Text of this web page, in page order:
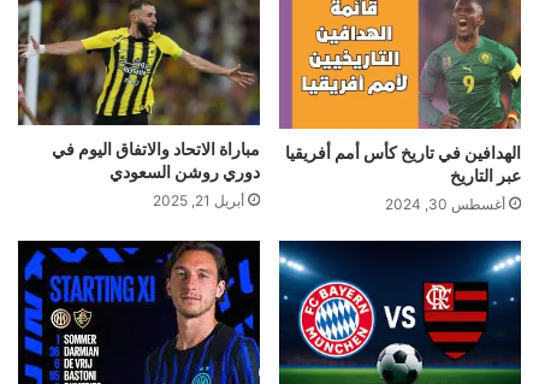
الهدافين في تاريخ كأس أمم أفريقيا
عبر التاريخ
أغسطس 30, 2024
مباراة الاتحاد والاتفاق اليوم في
دوري روشن السعودي
أبريل 21, 2025